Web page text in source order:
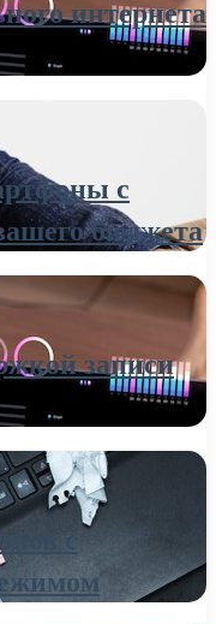
интернета
с
бюджета
записи
с